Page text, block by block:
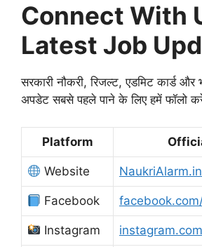
Connect With
Latest Job
सरकारी नौकरी, रिजल्ट, एडमिट कार्ड और
अपडेट सबसे पहले पाने के लिए हमें फॉलो
Platform
Website NaukriAlarm.in
Facebook
Instagram